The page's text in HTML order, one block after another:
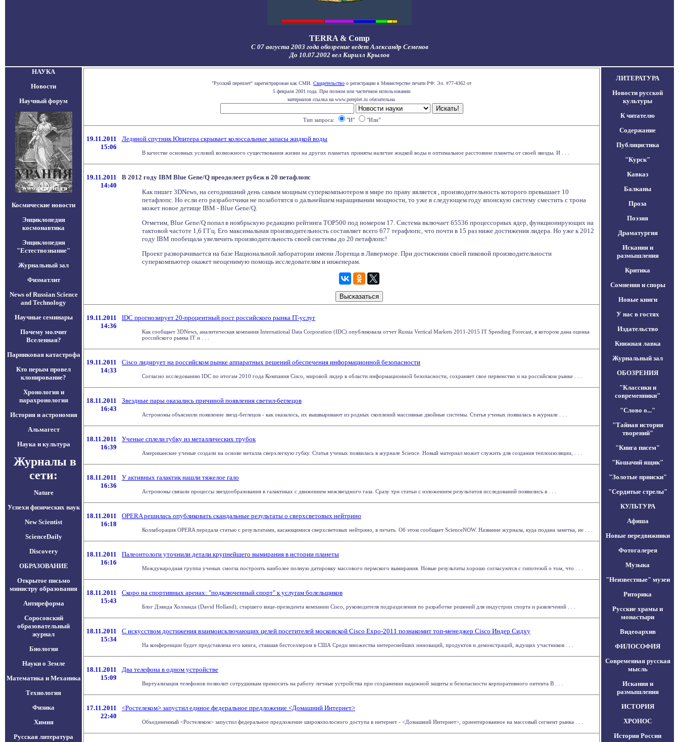
TERRA & Comp
С 07 августа 2003 года обозрение ведет Александр Семенов
До 10.07.2002 вел Кирилл Крылов
НАУКА
Новости
Научный форум
Космические новости
Энциклопедия
космонавтика
Энциклопедия
"Естествознание"
Журнальный зал
Физматлит
News of Russian Science
and Technology
Научные семинары
Почему молчит
Вселенная?
Парниковая катастрофа
Кто перым провел
клонирование?
Хронология и
парахронология
История и астрономия
Альмагест
Наука и культура
Журналы в
сети:
Nature
Успехи физических наук
New Scientist
ScienceDaily
Discovery
ОБРАЗОВАНИЕ
Открытое письмо
министру образования
Антиреформа
Соросовский
образовательный
журнал
Биология
Науки о Земле
Математика и Механика
Технология
Физика
Химия
Русская литература
"Русский переплет" зарегистрирован как СМИ. Свидетельство о регистрации в Министерстве печати РФ: Эл. #77-4362 от
5 февраля 2001 года. При полном или частичном использовании
материалов ссылка на www.pereplet.ru обязательна.
Тип запроса: "И" "Или"
19.11.2011
15:06
Ледяной спутник Юпитера скрывает колоссальные запасы жидкой воды
В качестве основных условий возможного существования жизни на других планетах приняты наличие жидкой воды и оптимальное расстояние планеты от своей звезды. И . . .
19.11.2011
14:40
В 2012 году IBM Blue Gene/Q преодолеет рубеж в 20 петафлопс
Как пишет 3DNews, на сегодняшний день самым мощным суперкомпьютером в мире по праву является , производительность которого превышает 10
петафлопс. Но если его разработчики не позаботятся о дальнейшем наращивании мощности, то уже в следующем году японскую систему сместить с трона
может новое детище IBM - Blue Gene/Q.
Отметим, Blue Gene/Q попал в ноябрьскую редакцию рейтинга TOP500 под номером 17. Система включает 65536 процессорных ядер, функционирующих на
тактовой частоте 1,6 ГГц. Его максимальная производительность составляет всего 677 терафлопс, что почти в 15 раз ниже достижения лидера. Но уже к 2012
году IBM пообещала увеличить производительность своей системы до 20 петафлопс!
Проект разворачивается на базе Национальной лаборатории имени Лоренца в Ливерморе. При достижении своей пиковой производительности
суперкомпьютер окажет неоценимую помощь исследователям и инженерам.
19.11.2011
14:36
IDC прогнозирует 20-процентный рост российского рынка IT-услуг
Как сообщает 3DNews, аналитическая компания International Data Corporation (IDC) опубликовала отчет Russia Vertical Markets 2011-2015 IT Spending Forecast, в котором дана оценка
российского рынка IT и . . .
19.11.2011
14:33
Cisco лидирует на российском рынке аппаратных решений обеспечения информационной безопасности
Согласно исследованию IDC по итогам 2010 года Компания Cisco, мировой лидер в области информационной безопасности, сохраняет свое первенство и на российском рынке . . .
18.11.2011
16:43
Звездные пары оказались причиной появления светил-беглецов
Астрономы объяснили появление звезд-беглецов - как оказалось, их вышвыривают из родных скоплений массивные двойные системы. Статья ученых появилась в журнале . . .
18.11.2011
16:39
Ученые сплели губку из металлических трубок
Американские ученые создали на основе металла сверхлегкую губку. Статья ученых появилась в журнале Science. Новый материал может служить для создания теплоизоляции, . . .
18.11.2011
16:36
У активных галактик нашли тяжелое гало
Астрономы связали процессы звездообразования в галактиках с движением межзвездного газа. Сразу три статьи с изложением результатов исследований появились в . . .
18.11.2011
16:18
OPERA решилась опубликовать скандальные результаты о сверхсветовых нейтрино
Коллаборация OPERA передала статью с результатами, касающимися сверхсветовых нейтрино, в печать. Об этом сообщает ScienceNOW. Название журнала, куда подана заметка, не . . .
18.11.2011
16:16
Палеонтологи уточнили детали крупнейшего вымирания в истории планеты
Международная группа ученых смогла построить наиболее полную датировку массового пермского вымирания. Новые результаты хорошо согласуются с гипотезой о том, что . . .
18.11.2011
15:43
Скоро на спортивных аренах: "подключенный спорт" к услугам болельщиков
Блог Дэвида Холланда (David Holland), старшего вице-президента компании Cisco, руководителя подразделения по разработке решений для индустрии спорта и развлечений . . .
18.11.2011
15:34
С искусством достижения взаимоисключающих целей посетителей московской Cisco Expo-2011 познакомит топ-менеджер Cisco Индер Сидху
На конференции будет представлена его книга, ставшая бестселлером в США Среди множества интереснейших инноваций, продуктов и демонстраций, ждущих участников . . .
18.11.2011
15:09
Два телефона в одном устройстве
Виртуализация телефонов позволит сотрудникам приносить на работу личные устройства при сохранении надежной защиты и безопасности корпоративного онтента В . . .
17.11.2011
22:40
<Ростелеком> запустил единое федеральное предложение <Домашний Интернет>
Объединенный <Ростелеком> запустил федеральное предложение широкополосного доступа в интернет - <Домашний Интернет>, ориентированное на массовый сегмент рынка . . .
ЛИТЕРАТУРА
Новости русской
культуры
К читателю
Содержание
Публицистика
"Курск"
Кавказ
Балканы
Проза
Поэзия
Драматургия
Искания и
размышления
Критика
Сомнения и споры
Новые книги
У нас в гостях
Издательство
Книжная лавка
Журнальный зал
ОБОЗРЕНИЯ
"Классики и
современники"
"Слово о..."
"Тайная история
творений"
"Книга писем"
"Кошачий ящик"
"Золотые прииски"
"Сердитые стрелы"
КУЛЬТУРА
Афиша
Новые передвижники
Фотогалерея
Музыка
"Неизвестные" музеи
Риторика
Русские храмы и
монастыри
Видеоархив
ФИЛОСОФИЯ
Современная русская
мысль
Искания и
размышления
ИСТОРИЯ
ХРОНОС
История России